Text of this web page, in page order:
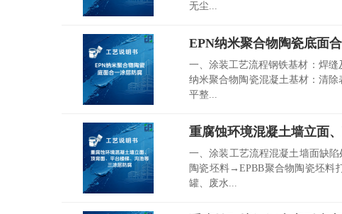
无尘...
EPN纳米聚合物陶瓷底面
一、涂装工艺流程钢铁基材：焊
纳米聚合物陶瓷混凝土基材：清
平整...
重腐蚀环境混凝土墙立面
一、涂装工艺流程混凝土墙面缺
陶瓷坯料→EPBB聚合物陶瓷坯料
罐、废水...